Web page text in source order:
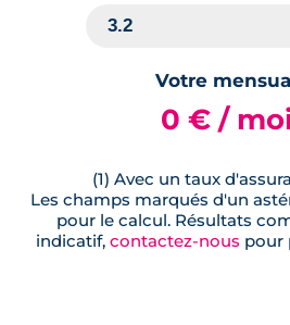
Votre
0 € /
(1) Avec un taux
Les champs marqués d'un
pour le calcul. Résultats
indicatif, contactez-nous pour